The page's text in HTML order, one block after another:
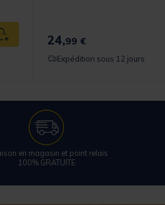
Ajouter au panier
24,99 €
Expédition sous 12 jours
en magasin et point relais
100% GRATUITE